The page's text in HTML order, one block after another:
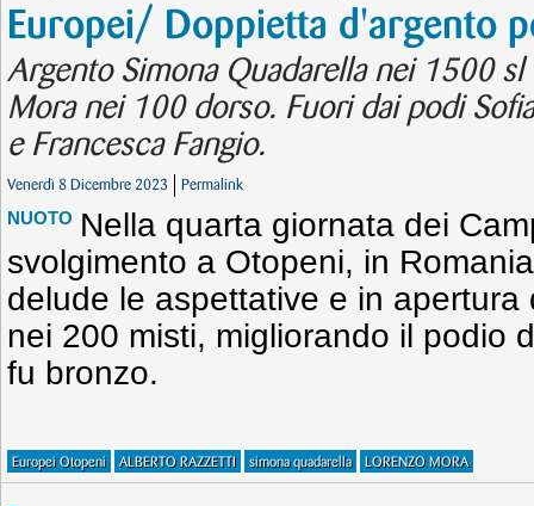
Europei/ Doppietta d'argento
Argento Simona Quadarella nei 1500
Mora nei 100 dorso. Fuori dai podi
e Francesca Fangio.
Venerdì 8 Dicembre 2023 Permalink
NUOTO Nella quarta giornata dei
svolgimento a Otopeni, in
delude le aspettative e in apertura
nei 200 misti, migliorando il podio
fu bronzo.
Europei Otopeni ALBERTO RAZZETTI simona quadarella LORENZO MORA